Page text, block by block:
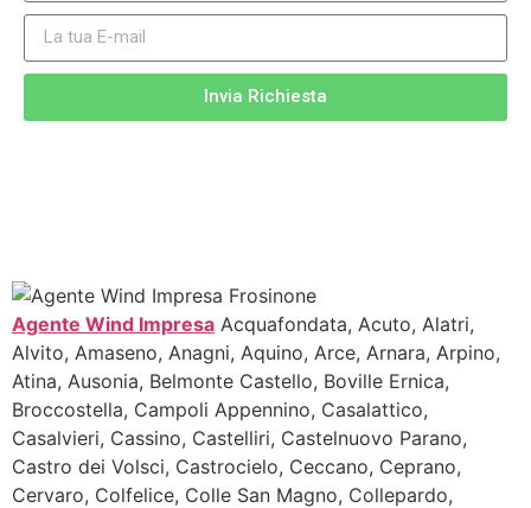
Invia Richiesta
Agente Wind Impresa Acquafondata, Acuto, Alatri,
Alvito, Amaseno, Anagni, Aquino, Arce, Arnara, Arpino,
Atina, Ausonia, Belmonte Castello, Boville Ernica,
Broccostella, Campoli Appennino, Casalattico,
Casalvieri, Cassino, Castelliri, Castelnuovo Parano,
Castro dei Volsci, Castrocielo, Ceccano, Ceprano,
Cervaro, Colfelice, Colle San Magno, Collepardo,